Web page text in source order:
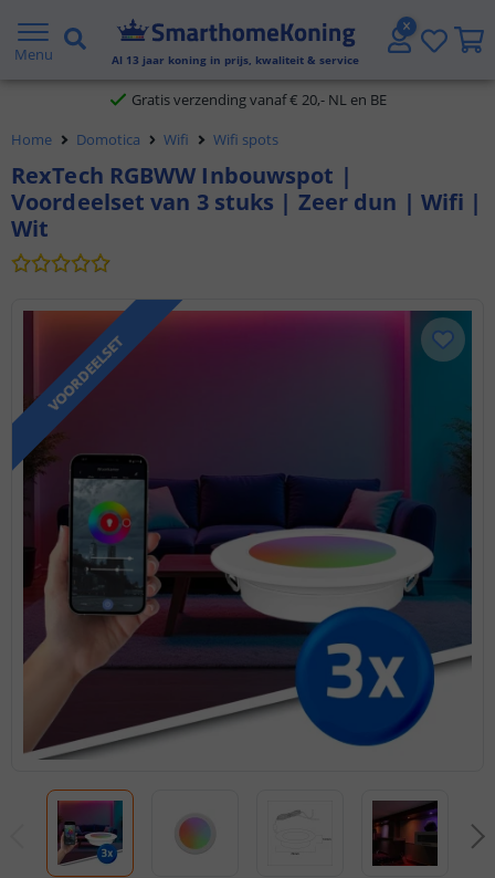
Menu Al 13 jaar koning in prijs, kwaliteit & service
2 jaar garantie
Gratis verzending vanaf € 20,- NL en BE
Klantbeoordeling 9.1
Voor 23:45 uur besteld, morgen in huis
Home Domotica Wifi Wifi spots
RexTech RGBWW Inbouwspot |
Voordeelset van 3 stuks | Zeer dun | Wifi |
Wit
VOORDEELSET